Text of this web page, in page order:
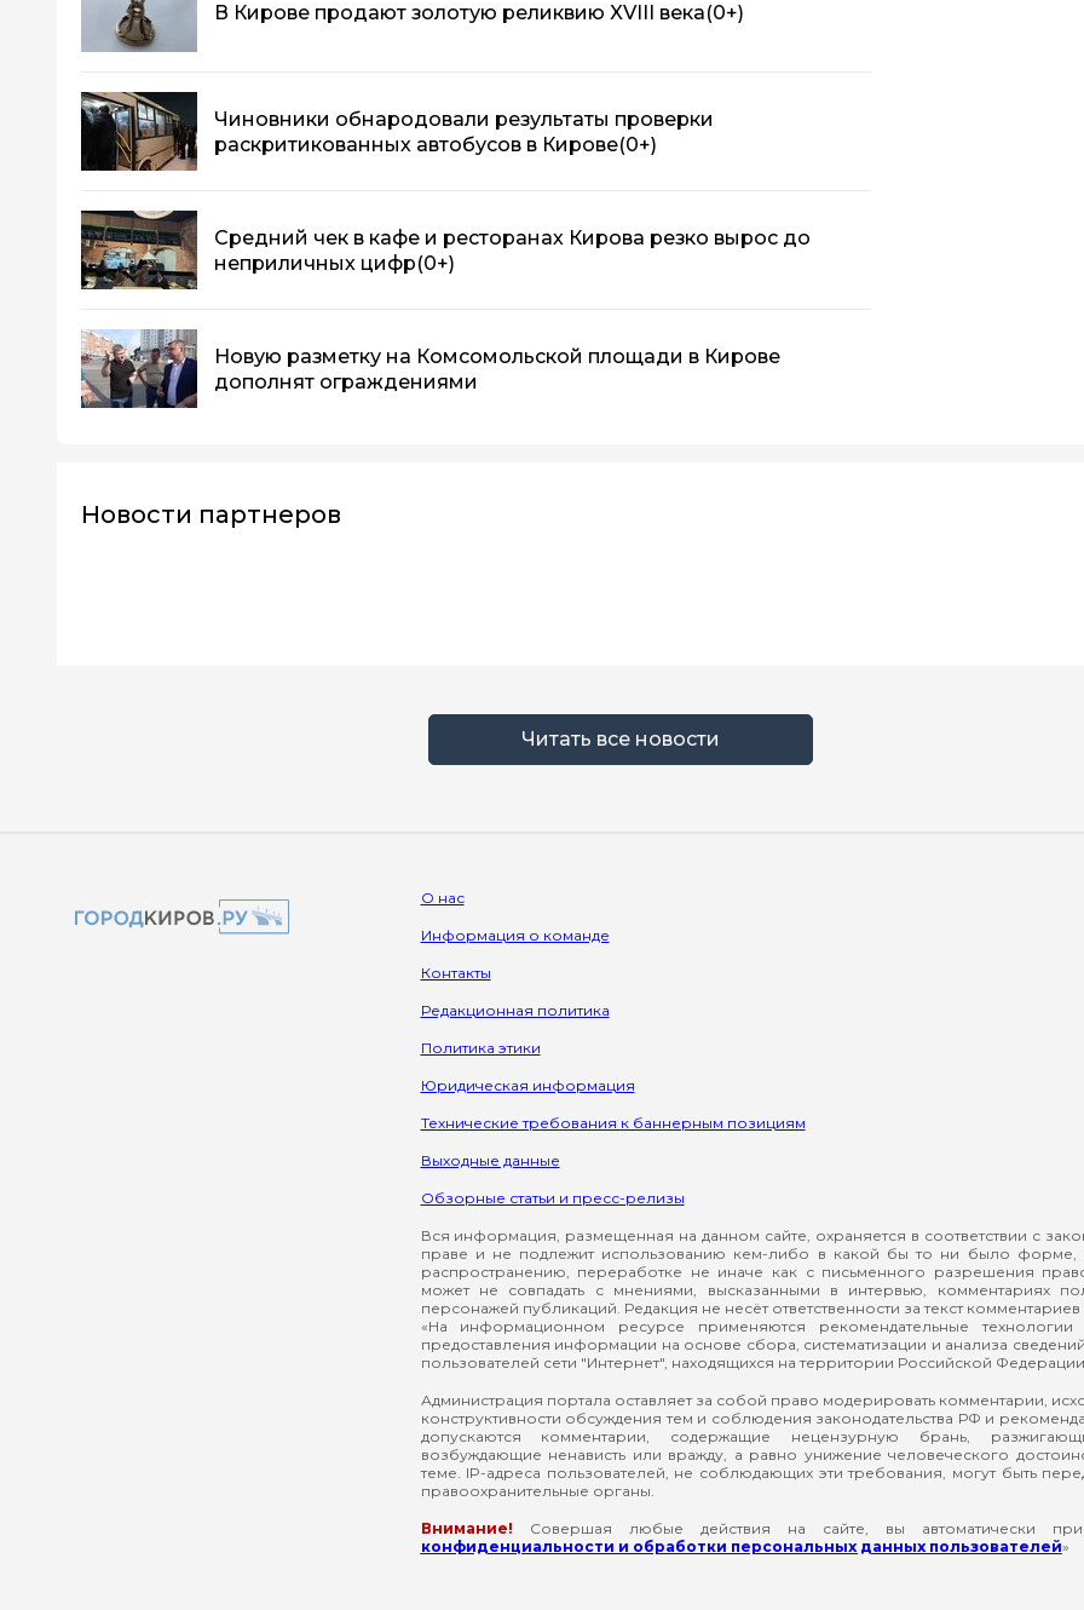
В Кирове продают золотую реликвию XVIII века(0+)
Чиновники обнародовали результаты проверки
раскритикованных автобусов в Кирове(0+)
Средний чек в кафе и ресторанах Кирова резко вырос до
неприличных цифр(0+)
Новую разметку на Комсомольской площади в Кирове
дополнят ограждениями
Новости партнеров
Читать все новости
О нас
Информация о команде
Контакты
Редакционная политика
Политика этики
Юридическая информация
Технические требования к баннерным позициям
Выходные данные
Обзорные статьи и пресс-релизы
Вся информация, размещенная на данном сайте, охраняется в соответствии с
праве и не подлежит использованию кем-либо в какой бы то ни было форме,
распространению, переработке не иначе как с письменного разрешения
может не совпадать с мнениями, высказанными в интервью, комментариях
персонажей публикаций. Редакция не несёт ответственности за текст комментариев
«На информационном ресурсе применяются рекомендательные технологии
предоставления информации на основе сбора, систематизации и анализа
пользователей сети "Интернет", находящихся на территории Российской
Администрация портала оставляет за собой право модерировать комментарии,
конструктивности обсуждения тем и соблюдения законодательства РФ и
допускаются комментарии, содержащие нецензурную брань,
возбуждающие ненависть или вражду, а равно унижение человеческого
теме. IP-адреса пользователей, не соблюдающих эти требования, могут быть
правоохранительные органы.
Внимание! Совершая любые действия на сайте, вы автоматически
конфиденциальности и обработки персональных данных пользователей»